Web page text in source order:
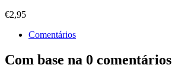
€2,95
Comentários
Com base na 0 comentários